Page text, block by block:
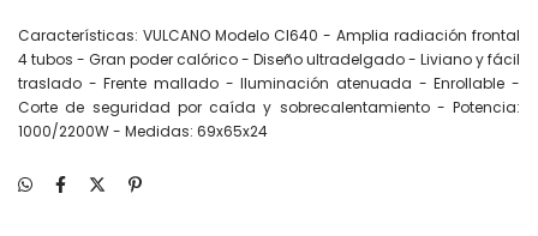
Características: VULCANO Modelo CI640 - Amplia radiación frontal
4 tubos - Gran poder calórico - Diseño ultradelgado - Liviano y fácil
traslado - Frente mallado - Iluminación atenuada - Enrollable -
Corte de seguridad por caída y sobrecalentamiento - Potencia:
1000/2200W - Medidas: 69x65x24